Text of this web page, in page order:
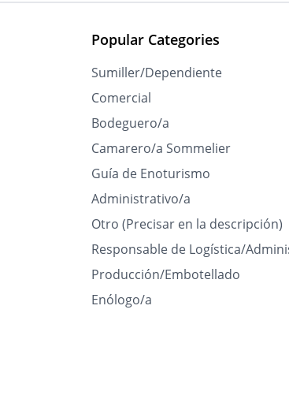
Popular Categories
Sumiller/Dependiente
Comercial
Bodeguero/a
Camarero/a Sommelier
Guía de Enoturismo
Administrativo/a
Otro (Precisar en la descripción)
Responsable de Logística/
Producción/Embotellado
Enólogo/a